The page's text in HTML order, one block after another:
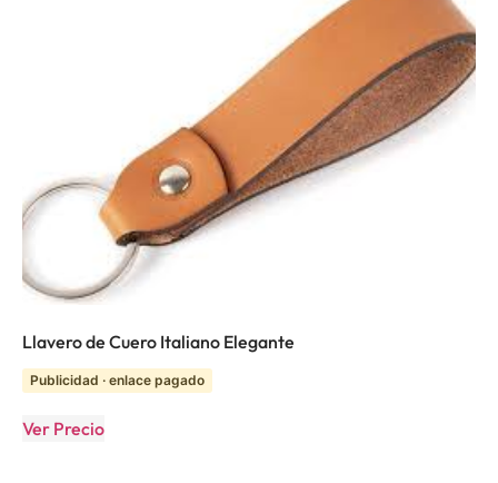
Llavero de Cuero Italiano Elegante
Publicidad · enlace pagado
Ver Precio